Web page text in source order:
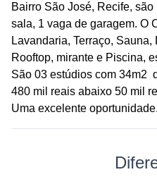
Bairro São José, Recife,
sala, 1 vaga de garagem. O
Lavandaria, Terraço,
Rooftop, mirante e Piscina,
São 03 estúdios com 34m2
480 mil reais abaixo 50 mil
Uma excelente oportunidade.